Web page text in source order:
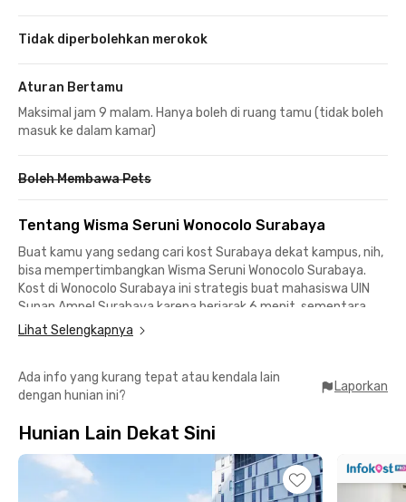
Tidak diperbolehkan merokok
Aturan Bertamu
Maksimal jam 9 malam. Hanya boleh di ruang tamu (tidak boleh
masuk ke dalam kamar)
Boleh Membawa Pets
Tentang Wisma Seruni Wonocolo Surabaya
Buat kamu yang sedang cari kost Surabaya dekat kampus, nih,
bisa mempertimbangkan Wisma Seruni Wonocolo Surabaya.
Kost di Wonocolo Surabaya ini strategis buat mahasiswa UIN
Sunan Ampel Surabaya karena berjarak 6 menit, sementara
Universitas Airlangga Kampus B bisa dicapai dalam 24 menit
berkendara.
Kost Surabaya ini dikelilingi oleh mal, perkantoran, dan kawasan
industri sehingga cocok juga buat tempat tinggal kamu yang
menit jauhnya, Maspion Square berjarak 11 menit, sementara
Bandara Internasional Djuanda bisa dicapai dalam 24 menit
berkendara.
Lihat Selengkapnya
Ada info yang kurang tepat atau kendala lain
dengan hunian ini?
Laporkan
Hunian Lain Dekat Sini